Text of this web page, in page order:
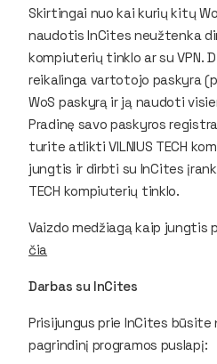
Skirtingai nuo kai kurių kitų
naudotisInCites neužtenka
kompiuterių tinklo ar su VPN.
reikalinga vartotojo paskyra
WoS paskyrą ir ją naudoti
Pradinę savo paskyros
turite atlikti VILNIUS TECH
jungtis ir dirbti su InCites
TECH kompiuterių tinklo.
Vaizdo medžiagą kaip jungtis
čia
Darbas su InCites
Prisijungus prie InCites būsite
pagrindinį programos puslapį: